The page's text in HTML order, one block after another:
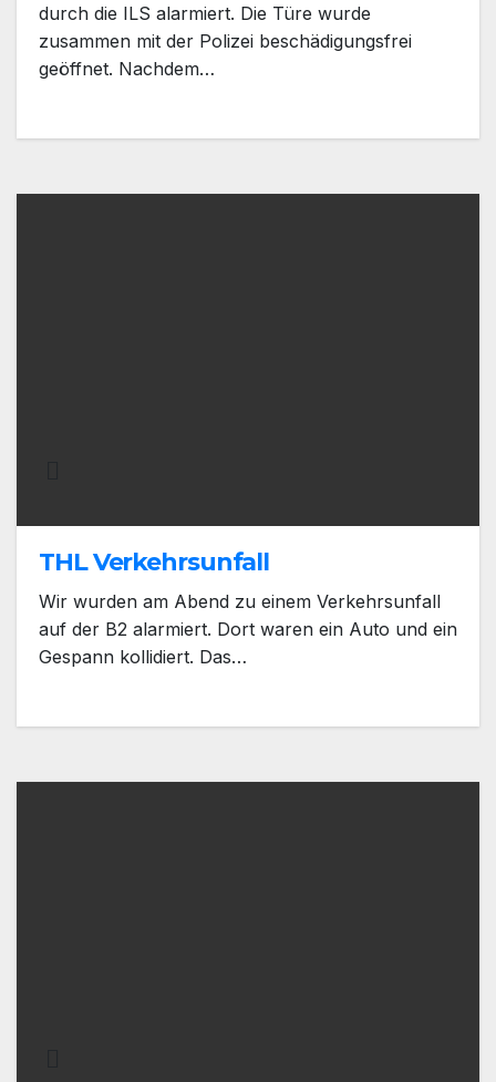
durch die ILS alarmiert. Die Türe wurde
zusammen mit der Polizei beschädigungsfrei
geöffnet. Nachdem…
THL Verkehrsunfall
Wir wurden am Abend zu einem Verkehrsunfall
auf der B2 alarmiert. Dort waren ein Auto und ein
Gespann kollidiert. Das…